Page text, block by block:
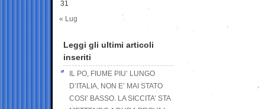
31
« Lug
Leggi gli ultimi articoli
inseriti
IL PO, FIUME PIU’ LUNGO
D’ITALIA, NON E’ MAI STATO
COSI’ BASSO. LA SICCITA’ STA